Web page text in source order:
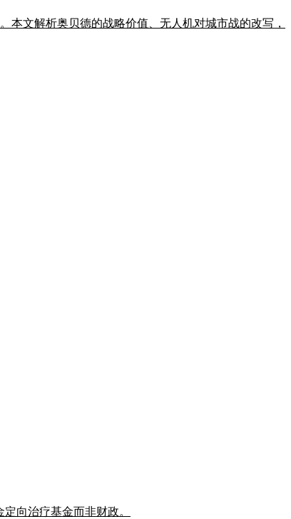
文解析奥贝德的战略价值、无人机对城市战的改写，
向治疗基金而非财政。